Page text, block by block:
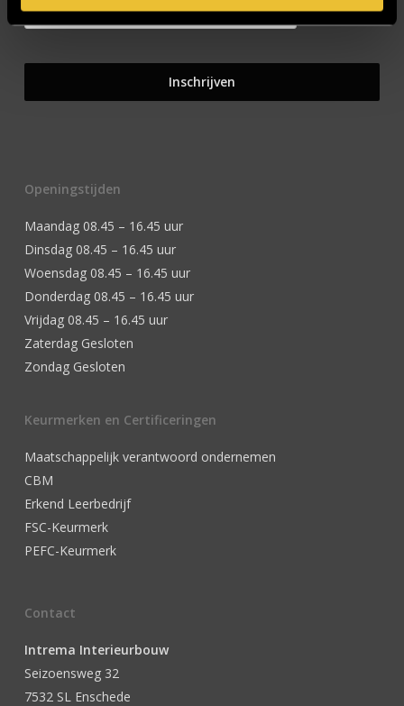
Openingstijden
Maandag 08.45 – 16.45 uur
Dinsdag 08.45 – 16.45 uur
Woensdag 08.45 – 16.45 uur
Donderdag 08.45 – 16.45 uur
Vrijdag 08.45 – 16.45 uur
Zaterdag Gesloten
Zondag Gesloten
Keurmerken en Certificeringen
Maatschappelijk verantwoord ondernemen
CBM
Erkend Leerbedrijf
FSC-Keurmerk
PEFC-Keurmerk
Contact
Intrema Interieurbouw
Seizoensweg 32
7532 SL Enschede